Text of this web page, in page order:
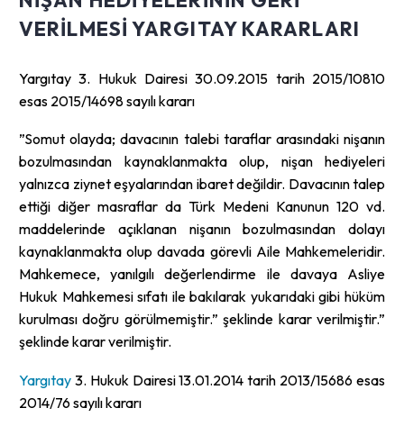
VERILMESI YARGITAY KARARLARI
Yargıtay 3. Hukuk Dairesi 30.09.2015 tarih 2015/10810
esas 2015/14698 sayılı kararı
”Somut olayda; davacının talebi taraflar arasındaki nişanın
bozulmasından kaynaklanmakta olup, nişan hediyeleri
yalnızca ziynet eşyalarından ibaret değildir. Davacının talep
ettiği diğer masraflar da Türk Medeni Kanunun 120 vd.
maddelerinde açıklanan nişanın bozulmasından dolayı
kaynaklanmakta olup davada görevli Aile Mahkemeleridir.
Mahkemece, yanılgılı değerlendirme ile davaya Asliye
Hukuk Mahkemesi sıfatı ile bakılarak yukarıdaki gibi hüküm
kurulması doğru görülmemiştir.” şeklinde karar verilmiştir.”
şeklinde karar verilmiştir.
Yargıtay 3. Hukuk Dairesi 13.01.2014 tarih 2013/15686 esas
2014/76 sayılı kararı